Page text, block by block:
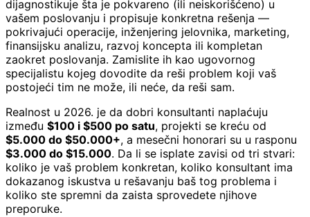
dijagnostikuje šta je pokvareno (ili neiskorišćeno) u
vašem poslovanju i propisuje konkretna rešenja —
pokrivajući operacije, inženjering jelovnika, marketing,
finansijsku analizu, razvoj koncepta ili kompletan
zaokret poslovanja. Zamislite ih kao ugovornog
specijalistu kojeg dovodite da reši problem koji vaš
postojeći tim ne može, ili neće, da reši sam.
Realnost u 2026. je da dobri konsultanti naplaćuju
između $100 i $500 po satu, projekti se kreću od
$5.000 do $50.000+, a mesečni honorari su u rasponu
$3.000 do $15.000. Da li se isplate zavisi od tri stvari:
koliko je vaš problem konkretan, koliko konsultant ima
dokazanog iskustva u rešavanju baš tog problema i
koliko ste spremni da zaista sprovedete njihove
preporuke.